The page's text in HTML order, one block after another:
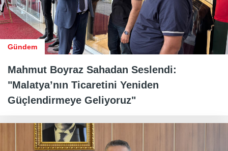
Gündem
Mahmut Boyraz Sahadan Seslendi:
"Malatya’nın Ticaretini Yeniden
Güçlendirmeye Geliyoruz"